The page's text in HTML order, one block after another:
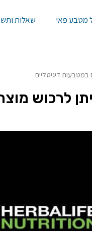
מטבע פאי שאלות
במטבעות דיגיטליים
לרכוש